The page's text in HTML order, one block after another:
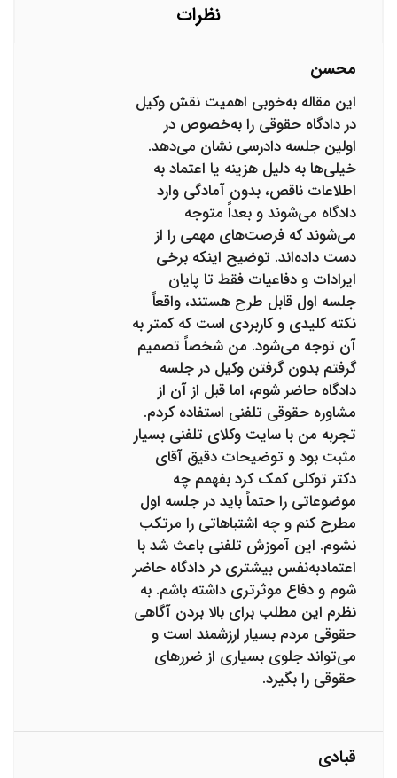
ها هم می توانیم تماس بگیریم؟
نظرات
محسن
این مقاله به‌خوبی اهمیت نقش وکیل
در دادگاه حقوقی را به‌خصوص در
اولین جلسه دادرسی نشان می‌دهد.
خیلی‌ها به دلیل هزینه یا اعتماد به
اطلاعات ناقص، بدون آمادگی وارد
دادگاه می‌شوند و بعداً متوجه
می‌شوند که فرصت‌های مهمی را از
دست داده‌اند. توضیح اینکه برخی
ایرادات و دفاعیات فقط تا پایان
جلسه اول قابل طرح هستند، واقعاً
نکته کلیدی و کاربردی است که کمتر به
آن توجه می‌شود. من شخصاً تصمیم
گرفتم بدون گرفتن وکیل در جلسه
دادگاه حاضر شوم، اما قبل از آن از
مشاوره حقوقی تلفنی استفاده کردم.
تجربه من با سایت وکلای تلفنی بسیار
مثبت بود و توضیحات دقیق آقای
دکتر توکلی کمک کرد بفهمم چه
موضوعاتی را حتماً باید در جلسه اول
مطرح کنم و چه اشتباهاتی را مرتکب
نشوم. این آموزش تلفنی باعث شد با
اعتمادبه‌نفس بیشتری در دادگاه حاضر
شوم و دفاع موثرتری داشته باشم. به
نظرم این مطلب برای بالا بردن آگاهی
حقوقی مردم بسیار ارزشمند است و
می‌تواند جلوی بسیاری از ضررهای
حقوقی را بگیرد.
قبادی